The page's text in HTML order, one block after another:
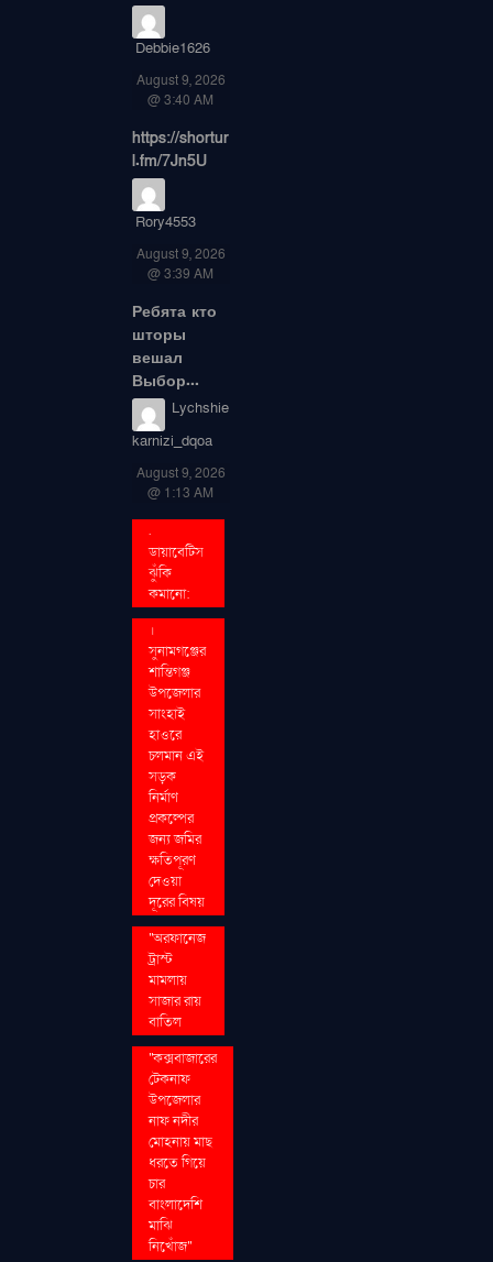
Debbie1626
August 9, 2026
@ 3:40 AM
https://shortur
l.fm/7Jn5U
Rory4553
August 9, 2026
@ 3:39 AM
Ребята кто
шторы
вешал
Выбор...
Lychshie
karnizi_dqoa
August 9, 2026
@ 1:13 AM
.
ডায়াবেটিস
ঝুঁকি
কমানো:
।
সুনামগঞ্জের
শান্তিগঞ্জ
উপজেলার
সাংহাই
হাওরে
চলমান এই
সড়ক
নির্মাণ
প্রকল্পের
জন্য জমির
ক্ষতিপূরণ
দেওয়া
দূরের বিষয়
''অরফানেজ
ট্রাস্ট
মামলায়
সাজার রায়
বাতিল
''কক্সবাজারের
টেকনাফ
উপজেলার
নাফ নদীর
মোহনায় মাছ
ধরতে গিয়ে
চার
বাংলাদেশি
মাঝি
নিখোঁজ''